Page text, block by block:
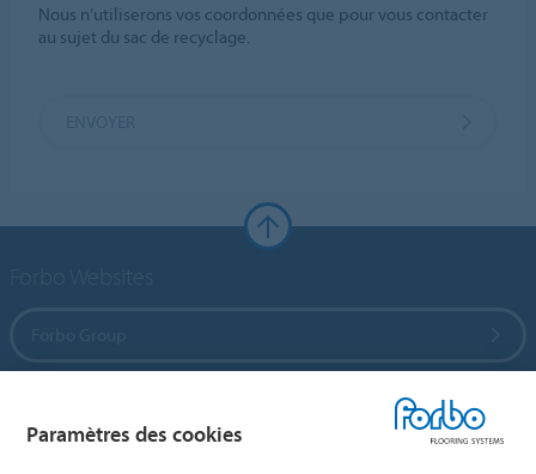
Nous n’utiliserons vos coordonnées que pour vous contacter
au sujet du sac de recyclage.
Paramètres des cookies